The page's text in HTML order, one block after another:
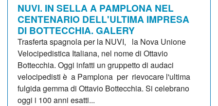
NUVI. IN SELLA A PAMPLONA NEL
CENTENARIO DELL'ULTIMA IMPRESA
DI BOTTECCHIA. GALERY
Trasferta spagnola per la NUVI, la Nova Unione
Velocipedistica Italiana, nel nome di Ottavio
Bottecchia. Oggi infatti un gruppetto di audaci
velocipedisti è a Pamplona per rievocare l'ultima
fulgida gemma di Ottavio Bottecchia. Si celebrano
oggi i 100 anni esatti...